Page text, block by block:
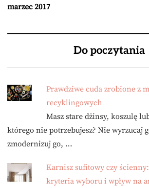
marzec 2017
Do poczytania
Prawdziwe cuda zrobione z
recyklingowych
Masz stare dżinsy, koszulę
którego nie potrzebujesz? Nie wyrzucaj
zmodernizuj go, …
Karnisz sufitowy czy
kryteria wyboru i wpływ na